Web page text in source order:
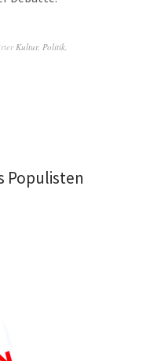
Kultur, Politik,
Populisten